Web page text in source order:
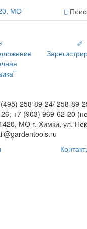
МО
✐
258-89-24/ 258-89-
+7 (903) 969-62-20
МО г. Химки, ул.